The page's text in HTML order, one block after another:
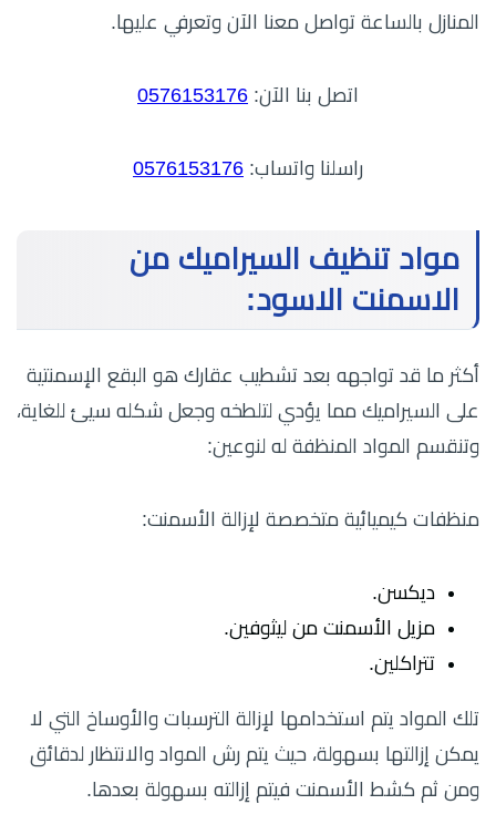
المنازل بالساعة تواصل معنا الآن وتعرفي عليها.
اتصل بنا الآن: 0576153176
راسلنا واتساب: 0576153176
مواد تنظيف السيراميك من
الاسمنت الاسود:
أكثر ما قد تواجهه بعد تشطيب عقارك هو البقع الإسمنتية
على السيراميك مما يؤدي لتلطخه وجعل شكله سيئ للغاية،
وتنقسم المواد المنظفة له لنوعين:
منظفات كيميائية متخصصة لإزالة الأسمنت:
ديكسن.
مزيل الأسمنت من ليثوفين.
تتراكلين.
تلك المواد يتم استخدامها لإزالة الترسبات والأوساخ التي لا
يمكن إزالتها بسهولة، حيث يتم رش المواد والانتظار لدقائق
ومن ثم كشط الأسمنت فيتم إزالته بسهولة بعدها.